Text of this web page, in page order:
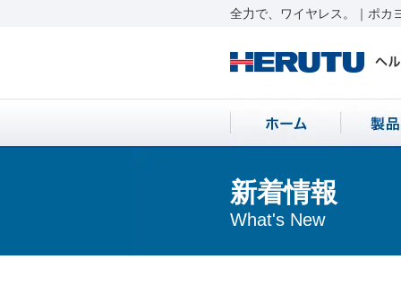
全力で、ワイヤレス。｜ポカ
新着情報
What's New